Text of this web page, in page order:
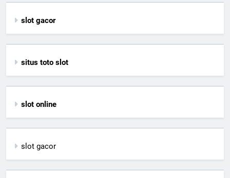
slot gacor
situs toto slot
slot online
slot gacor